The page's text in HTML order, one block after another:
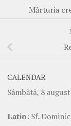
Mărturia
CALENDAR
Sâmbătă, 8
Latin: Sf.